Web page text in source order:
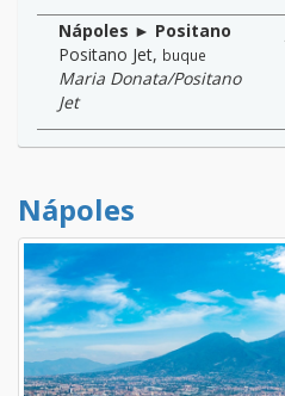
Nápoles ► Positano
Positano Jet, buque
Maria Donata/Positano
Jet
Nápoles